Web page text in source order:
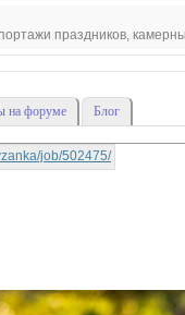
праздников,
на форуме Блог
job/502475/